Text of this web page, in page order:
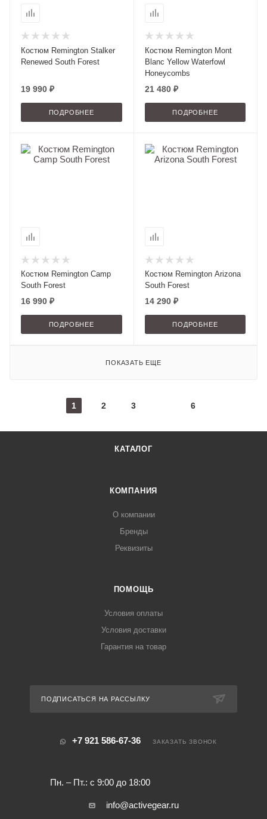
Костюм Remington Stalker
Renewed South Forest
19 990 ₽
ПОДРОБНЕЕ
Костюм Remington Mont
Blanc Yellow Waterfowl
Honeycombs
21 480 ₽
ПОДРОБНЕЕ
Костюм Remington Camp
South Forest
16 990 ₽
ПОДРОБНЕЕ
Костюм Remington Arizona
South Forest
14 290 ₽
ПОДРОБНЕЕ
ПОКАЗАТЬ ЕЩЕ
1 2 3 6
КАТАЛОГ
КОМПАНИЯ
О компании
Бренды
Реквизиты
ПОМОЩЬ
Условия оплаты
Условия доставки
Гарантия на товар
ПОДПИСАТЬСЯ НА РАССЫЛКУ
+7 921 586-67-36
Пн. – Пт.: с 9:00 до 18:00
ЗАКАЗАТЬ ЗВОНОК
info@activegear.ru